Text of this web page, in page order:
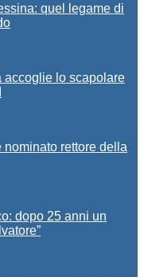
quel legame di
accoglie lo scapolare
nominato rettore della
dopo 25 anni un